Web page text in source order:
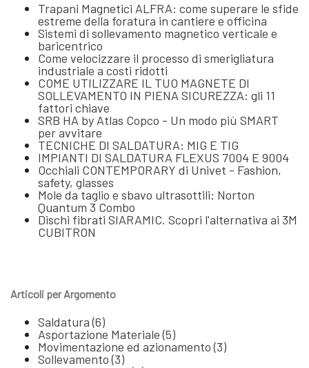
Trapani Magnetici ALFRA: come superare le sfide
estreme della foratura in cantiere e officina
Sistemi di sollevamento magnetico verticale e
baricentrico
Come velocizzare il processo di smerigliatura
industriale a costi ridotti
COME UTILIZZARE IL TUO MAGNETE DI
SOLLEVAMENTO IN PIENA SICUREZZA: gli 11
fattori chiave
SRB HA by Atlas Copco - Un modo più SMART
per avvitare
TECNICHE DI SALDATURA: MIG E TIG
IMPIANTI DI SALDATURA FLEXUS 7004 E 9004
Occhiali CONTEMPORARY di Univet - Fashion,
safety, glasses
Mole da taglio e sbavo ultrasottili: Norton
Quantum 3 Combo
Dischi fibrati SIARAMIC. Scopri l'alternativa ai 3M
CUBITRON
Articoli per Argomento
Saldatura(6)
Asportazione Materiale(5)
Movimentazione ed azionamento(3)
Sollevamento(3)